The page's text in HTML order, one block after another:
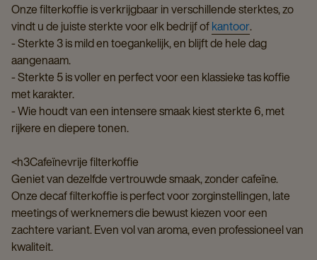
Onze filterkoffie is verkrijgbaar in verschillende sterktes, zo
vindt u de juiste sterkte voor elk bedrijf ofkantoor.
- Sterkte 3 is mild en toegankelijk, en blijft de hele dag
aangenaam.
- Sterkte 5 is voller en perfect voor een klassieke tas koffie
met karakter.
- Wie houdt van een intensere smaak kiest sterkte 6, met
rijkere en diepere tonen.
<h3Cafeïnevrije filterkoffie
Geniet van dezelfde vertrouwde smaak, zonder cafeïne.
Onze decaf filterkoffie is perfect voor zorginstellingen, late
meetings of werknemers die bewust kiezen voor een
zachtere variant. Even vol van aroma, even professioneel van
kwaliteit.